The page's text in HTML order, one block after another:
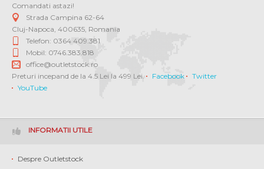
Comandati astazi!
Strada Campina 62-64
Cluj-Napoca 400635 Romania
Telefon: 0364 409.381
Mobil: 0746.383.818
office@outletstock.ro
Preturi incepand de la 4.5 Lei la 499 Lei.
Facebook
Twitter
YouTube
INFORMATII UTILE
Despre Outletstock